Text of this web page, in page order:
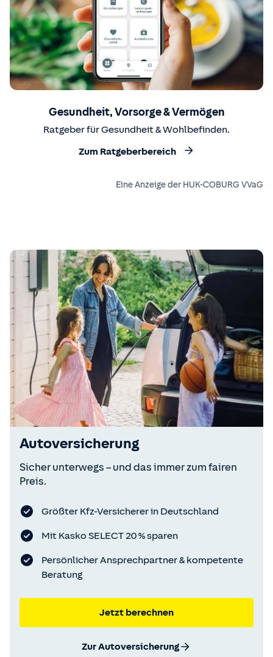
Gesundheit, Vorsorge & Vermögen
Ratgeber für Gesundheit & Wohlbefinden.
Zum Ratgeberbereich
Eine Anzeige der HUK-COBURG VVaG
Autoversicherung
Sicher unterwegs – und das immer zum fairen
Preis.
Größter Kfz-Versicherer in Deutschland
Mit Kasko SELECT 20 % sparen
Persönlicher Ansprechpartner & kompetente
Beratung
Jetzt berechnen
Zur Autoversicherung